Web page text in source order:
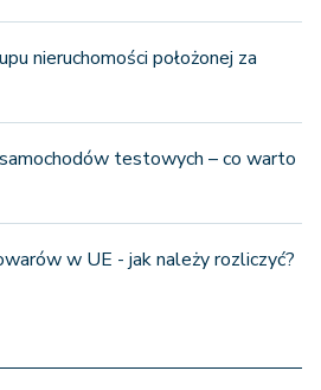
nieruchomości położonej za
testowych – co warto
w UE - jak należy rozliczyć?